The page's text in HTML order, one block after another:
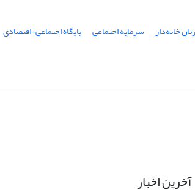
زنان خانه‌دار سرمایه اجتماعی
پایگاه اجتماعی-اقتصادی
آخرین اخبار